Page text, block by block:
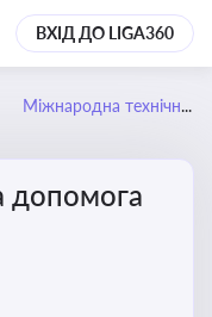
ВХІД ДО LIGA360
Міжнародна технічна допомога
допомога